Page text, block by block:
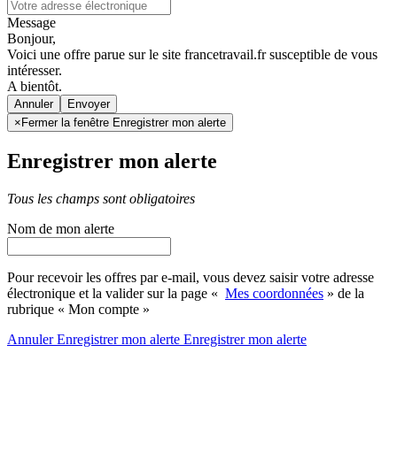
Message
Bonjour,
Voici une offre parue sur le site francetravail.fr susceptible de vous
intéresser.
A bientôt.
Annuler
× Fermer la fenêtre Enregistrer mon alerte
Enregistrer mon alerte
Tous les champs sont obligatoires
Nom de mon alerte
Pour recevoir les offres par e-mail, vous devez saisir votre adresse
électronique et la valider sur la page « Mes coordonnées » de la
rubrique « Mon compte »
AnnulerEnregistrer mon alerte Enregistrermon alerte